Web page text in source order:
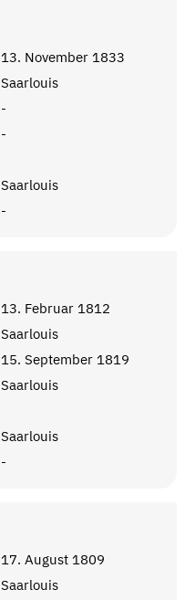
13. November 1833
Saarlouis
-
-
Saarlouis
-
13. Februar 1812
Saarlouis
15. September 1819
Saarlouis
Saarlouis
-
17. August 1809
Saarlouis